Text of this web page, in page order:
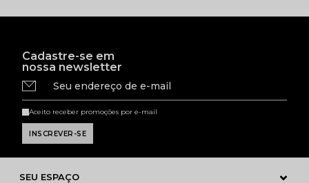
Cadastre-se em
nossa newsletter
Seu endereço de e-mail
Aceito receber promoções por e-mail
SEU ESPAÇO